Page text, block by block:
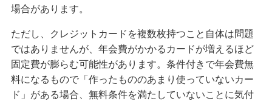
場合があります。
ただし、クレジットカードを複数枚持つこと自体は問題
ではありませんが、年会費がかかるカードが増えるほど
固定費が膨らむ可能性があります。条件付きで年会費無
料になるもので「作ったもののあまり使っていないカー
ド」がある場合、無料条件を満たしていないことに気付